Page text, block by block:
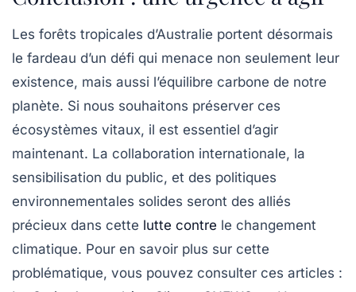
Les forêts tropicales d’Australie portent désormais
le fardeau d’un défi qui menace non seulement leur
existence, mais aussi l’équilibre carbone de notre
planète. Si nous souhaitons préserver ces
écosystèmes vitaux, il est essentiel d’agir
maintenant. La collaboration internationale, la
sensibilisation du public, et des politiques
environnementales solides seront des alliés
précieux dans cette lutte contre le changement
climatique. Pour en savoir plus sur cette
problématique, vous pouvez consulter ces articles :